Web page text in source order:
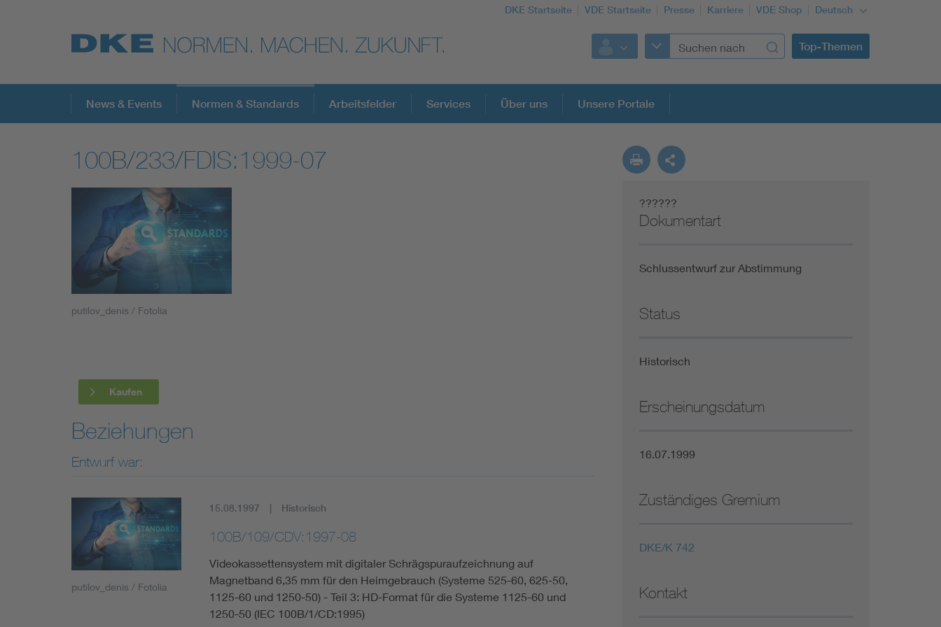
DKE Startseite VDE Startseite Presse Karriere VDE Shop Deutsch
Top-Themen
Top-Themen
VDE Fokusthemen
Digital Security
Energy
Mobility
Smart Cities
DKE Fachinformationen im Kontext der Normung
Funktionale Sicherheit schützt den Menschen
Not- und Sicherheitsbeleuchtung
News & Events Normen & Standards Arbeitsfelder Services Über uns Unsere Portale
100B/233/FDIS:1999-07
putilov_denis / Fotolia
Kaufen
Beziehungen
Entwurf war:
putilov_denis / Fotolia
15.08.1997 Historisch
100B/109/CDV:1997-08
Videokassettensystem mit digitaler Schrägspuraufzeichnung auf
Magnetband 6,35 mm für den Heimgebrauch (Systeme 525-60, 625-50,
1125-60 und 1250-50) - Teil 3: HD-Format für die Systeme 1125-60 und
1250-50 (IEC 100B/1/CD:1995)
??????
Dokumentart
Schlussentwurf zur Abstimmung
Status
Historisch
Erscheinungsdatum
16.07.1999
Zuständiges Gremium
DKE/K 742
Kontakt